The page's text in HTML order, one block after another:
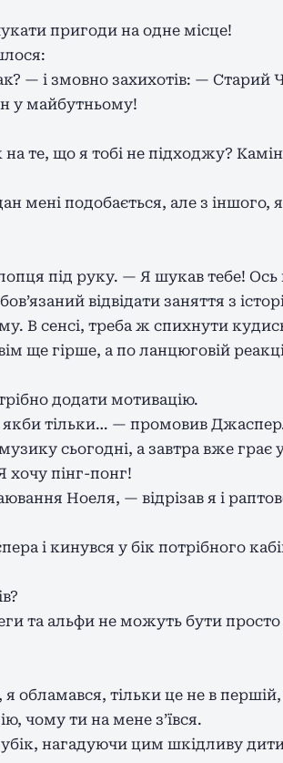
пригоди на одне місце!
— і змовно захихотів: — Старий
у майбутньому!
те, що я тобі не підходжу?
мені подобається, але з іншого,
під руку. — Я шукав тебе! Ось
відвідати заняття з
В сенсі, треба ж спихнути
ще гірше, а по ланцюговій
додати мотивацію.
тільки… — промовив
сьогодні, а завтра вже грає
хочу пінг-понг!
Ноеля, — відрізав я і
і кинувся у бік потрібного
та альфи не можуть бути
обламався, тільки це не в
чому ти на мене з’ївся.
убік, нагадуючи цим шкідливу